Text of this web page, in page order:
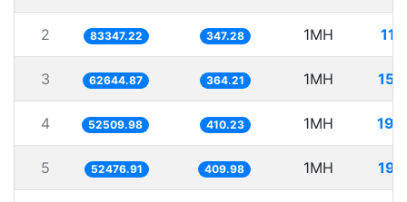
2 83347.22 347.28 1MH
3 62644.87 364.21 1MH
4 52509.98 410.23 1MH
5 52476.91 409.98 1MH